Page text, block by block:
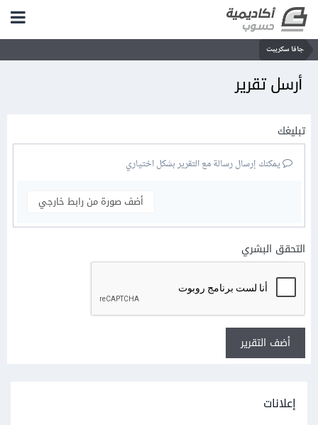
جافا سكريبت
أرسل تقرير
تبليغك
يمكنك إرسال رسالة مع التقرير بشكل اختياري
أضف صورة من رابط خارجي
التحقق البشري
أضف التقرير
إعلانات